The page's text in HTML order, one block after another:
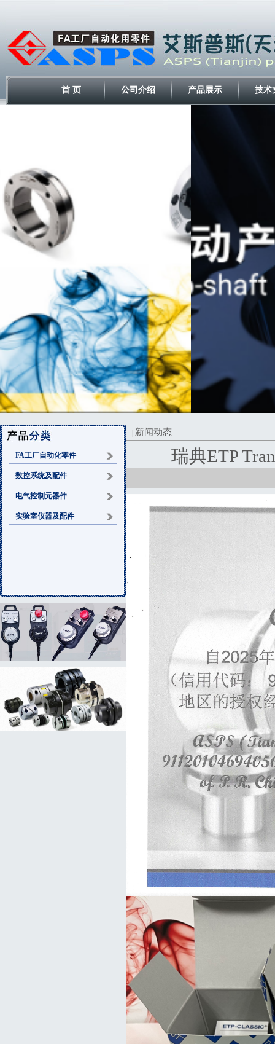
首 页 公司介绍 产品展示 技术
FA工厂自动化零件
数控系统及配件
电气控制元器件
实验室仪器及配件
新闻动态
瑞典ETP